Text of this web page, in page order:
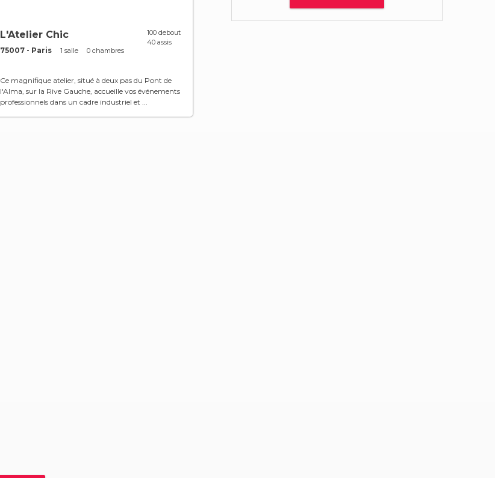
L'Atelier Chic
75007 - Paris 1 salle 0 chambres
100 debout
40 assis
Ce magnifique atelier, situé à deux pas du Pont de
l'Alma, sur la Rive Gauche, accueille vos événements
professionnels dans un cadre industriel et ...